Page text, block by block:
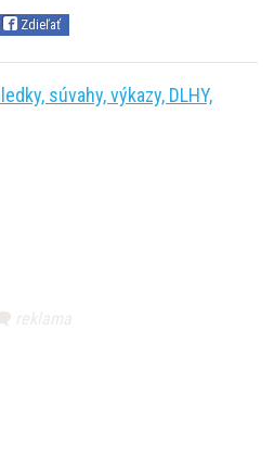
Zdieľať
súvahy, výkazy, DLHY,